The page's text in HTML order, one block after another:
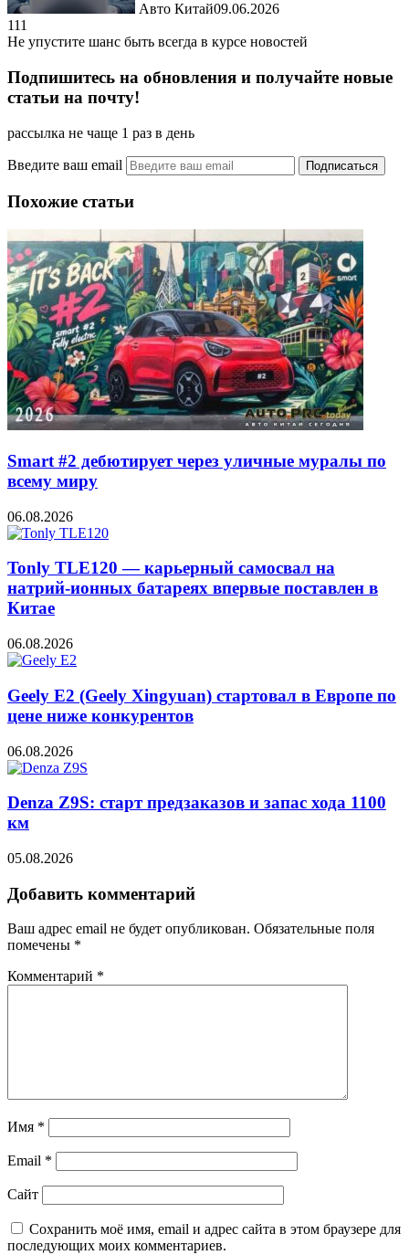
Авто Китай09.06.2026
111
Не упустите шанс быть всегда в курсе новостей
Подпишитесь на обновления и получайте новые
статьи на почту!
рассылка не чаще 1 раз в день
Введите ваш email
Похожие статьи
Smart #2 дебютирует через уличные муралы по
всему миру
06.08.2026
Tonly TLE120 — карьерный самосвал на
натрий-ионных батареях впервые поставлен в
Китае
06.08.2026
Geely E2 (Geely Xingyuan) стартовал в Европе по
цене ниже конкурентов
06.08.2026
Denza Z9S: старт предзаказов и запас хода 1100
км
05.08.2026
Добавить комментарий
Ваш адрес email не будет опубликован. Обязательные поля
помечены *
Комментарий *
Имя *
Email *
Сайт
Сохранить моё имя, email и адрес сайта в этом браузере для
последующих моих комментариев.